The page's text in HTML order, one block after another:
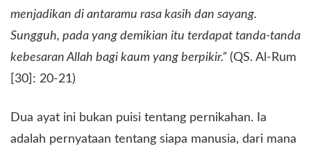
menjadikan di antaramu rasa kasih dan sayang.
Sungguh, pada yang demikian itu terdapat tanda-tanda
kebesaran Allah bagi kaum yang berpikir.” (QS. Al-Rum
[30]: 20-21)
​Dua ayat ini bukan puisi tentang pernikahan. Ia
adalah pernyataan tentang siapa manusia, dari mana